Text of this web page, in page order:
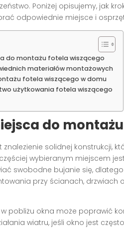
Poniżej opisujemy, jak
odpowiednie miejsce i
do montażu fotela wiszącego
materiałów montażowych
fotela wiszącego w domu
użytkowania fotela wiszącego
do
znalezienie solidnej konstrukcji,
wybieranym miejscem
swobodne bujanie się,
przy ścianach,
pobliżu okna może poprawić
wiatru, jeśli okno jest